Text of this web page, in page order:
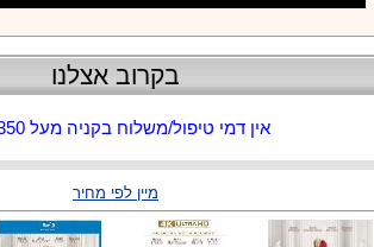
בקרוב אצלנו
אין דמי טיפול/משלוח בקניה מעל 350 ש"ח
מיין לפי מחיר